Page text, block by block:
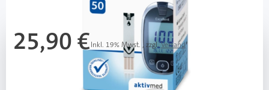
25,90 €Inkl. 19% Mwst. , zzgl.Versand
(0,40 € Ersparnis pro Stk.)